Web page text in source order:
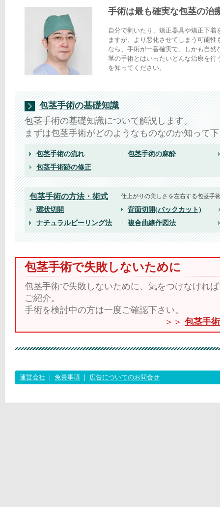
手術は最も確実な包茎の治
自分で剥いたり、矯正器具や矯正下着
ますが、より悪化させてしまう可能
なら、手術が一番確実で、しかも自然
茎の手術とはいったいどんな治療を行
を知ってください。
包茎手術の基礎知識
包茎手術の基礎知識について解説します。
まずは包茎手術がどのようなものなのか知って
包茎手術の流れ
包茎手術の麻酔
包茎手術跡の修正
包茎手術の方法・術式 仕上がりの美しさを左右する包茎手
環状切開
背面切開(バックカット)
ナチュラルピーリング法
複合曲線作図法
包茎手術で失敗しないために
包茎手術で失敗しないために、気をつけなけれ
ご紹介。
手術を検討中の方は一度ご確認下さい。
＞＞ 包茎手
運営会社 ｜ 免責事項 ｜ 広告についてのお問合せ